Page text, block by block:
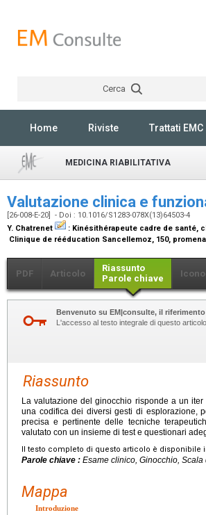
Cerca
Home Riviste Trattati EMC
MEDICINA RIABILITATIVA
Valutazione clinica e
[26-008-E-20] - Doi : 10.1016/S1283-078X(13)64503-4
Y. Chatrenet
: Kinésithérapeute cadre de santé,
Clinique de rééducation Sancellemoz, 150,
PDF Articolo
Riassunto
Parole chiave
Benvenuto su EM|consulte, il
L'accesso al testo integrale di questo
Riassunto
La valutazione del ginocchio risponde a un
una codifica dei diversi gesti di esplorazione,
precisa e pertinente delle tecniche
valutato con un insieme di test e questionari
Il testo completo di questo articolo è disponibile
Parole chiave : Esame clinico, Ginocchio,
Mappa
Introduzione